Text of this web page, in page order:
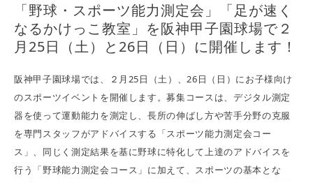
「野球・スポーツ能力測定会」「足が速く
なるかけっこ教室」を阪神甲子園球場で２
月25日（土）と26日（日）に開催します！
阪神甲子園球場では、２月25日（土）、26日（日）にお子様向け
のスポーツイベントを開催します。募集コースは、デジタル測定
器を使って運動能力を測定し、長所の伸ばし方や苦手分野の克服
を専門スタッフがアドバイスする「スポーツ能力測定会コー
ス」、同じく測定結果を基に野球に特化して上達のアドバイスを
行う「野球能力測定会コース」に加えて、スポーツの基本とな